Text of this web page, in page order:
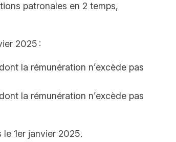
patronales en 2 temps,
2025 :
la rémunération n’excède pas
la rémunération n’excède pas
1er janvier 2025.